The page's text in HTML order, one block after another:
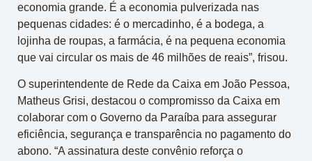
economia grande. É a economia pulverizada nas
pequenas cidades: é o mercadinho, é a bodega, a
lojinha de roupas, a farmácia, é na pequena economia
que vai circular os mais de 46 milhões de reais”, frisou.
O superintendente de Rede da Caixa em João Pessoa,
Matheus Grisi, destacou o compromisso da Caixa em
colaborar com o Governo da Paraíba para assegurar
eficiência, segurança e transparência no pagamento do
abono. “A assinatura deste convênio reforça o